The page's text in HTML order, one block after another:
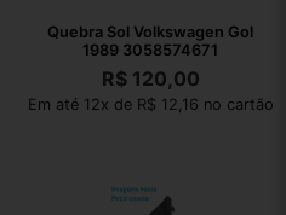
Quebra Sol Volkswagen Gol
1989 3058574671
R$120,00
Em até 12x de R$ 12,16 no cartão